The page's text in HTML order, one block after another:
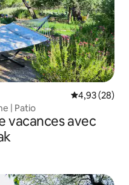
Évaluation
4,93 (28)
| Patio
vacances avec